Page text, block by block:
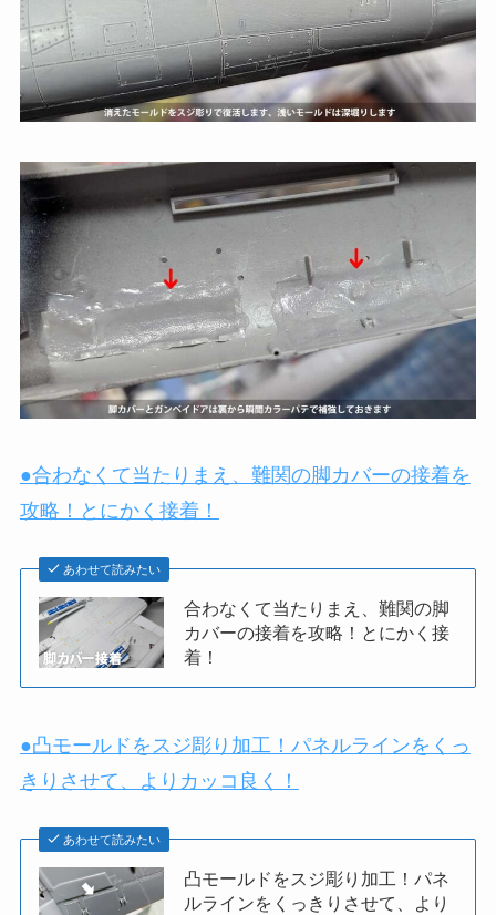
●合わなくて当たりまえ、難関の脚カバーの接着を
攻略！とにかく接着！
あわせて読みたい
合わなくて当たりまえ、難関の脚
カバーの接着を攻略！とにかく接
着！
●凸モールドをスジ彫り加工！パネルラインをくっ
きりさせて、よりカッコ良く！
あわせて読みたい
凸モールドをスジ彫り加工！パネ
ルラインをくっきりさせて、より